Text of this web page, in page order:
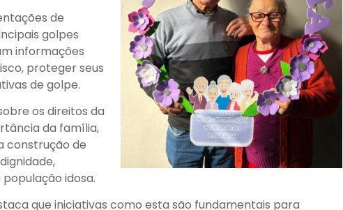
de
golpes
informações
proteger seus
de golpe.
os direitos da
da família,
construção de
idosa.
que iniciativas como esta são fundamentais para